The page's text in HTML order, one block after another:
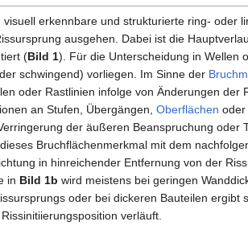
erkennbare und strukturierte ring- oder
ausgehen. Dabei ist die
(Bild 1). Für die Unterscheidung in Wellen
schwingend) vorliegen. Im Sinne der
oder Rastlinien infolge von Änderungen der
an Stufen, Übergängen, Oberflächen oder
der äußeren Beanspruchung oder
Bruchflächenmerkmal mit dem
in hinreichender Entfernung von der
in Bild 1b wird meistens bei geringen
oder bei dickeren Bauteilen ergibt
verläuft.